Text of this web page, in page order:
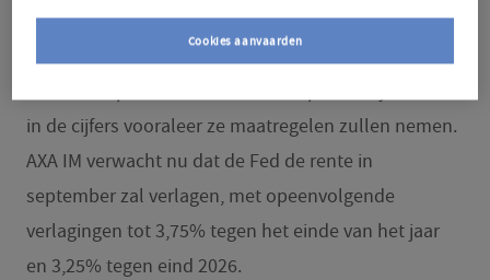
sloot 'preventieve' renteverlagingen uit en zei dat de
in de cijfers vooraleer ze maatregelen zullen nemen.
AXA IM verwacht nu dat de Fed de rente in
september zal verlagen, met opeenvolgende
verlagingen tot 3,75% tegen het einde van het jaar
en 3,25% tegen eind 2026.
Cookies aanvaarden